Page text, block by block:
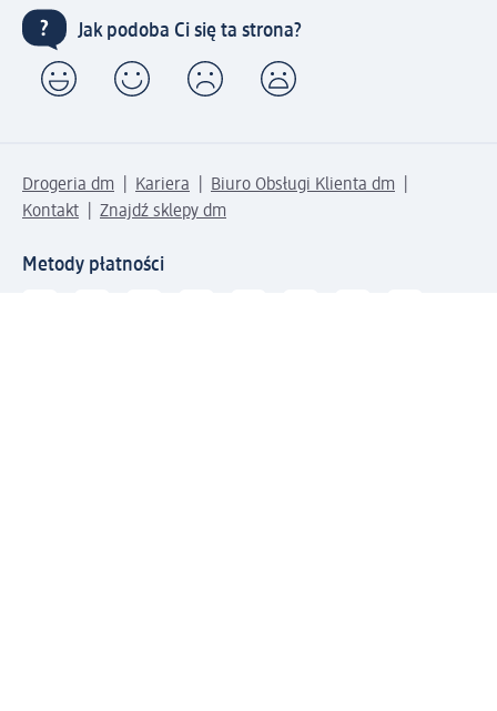
Jak podoba Ci się ta strona?
Drogeria dm Kariera
Biuro Obsługi Klienta dm
Kontakt
Znajdź sklepy dm
Metody płatności